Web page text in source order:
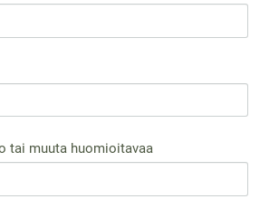
tai muuta huomioitavaa